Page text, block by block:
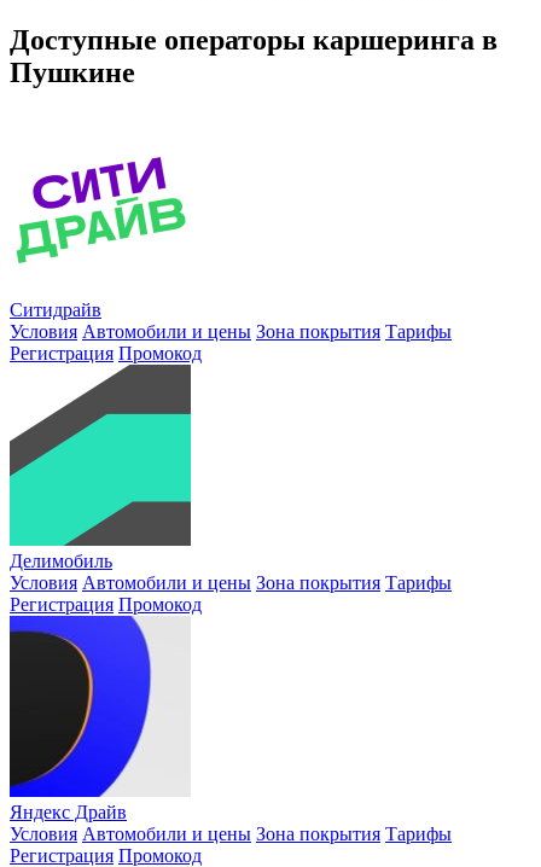
Доступные операторы каршеринга в
Пушкине
Ситидрайв
Условия Автомобили и цены Зона покрытия Тарифы
Регистрация Промокод
Делимобиль
Условия Автомобили и цены Зона покрытия Тарифы
Регистрация Промокод
Яндекс Драйв
Условия Автомобили и цены Зона покрытия Тарифы
Регистрация Промокод